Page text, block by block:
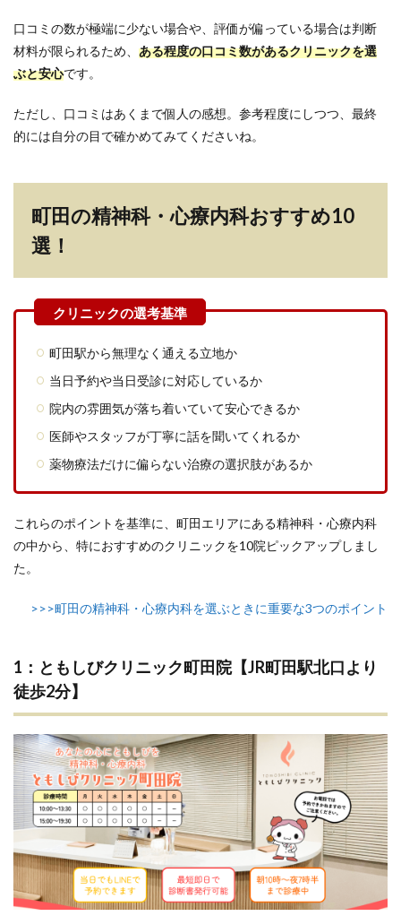
口コミの数が極端に少ない場合や、評価が偏っている場合は判断
材料が限られるため、 ある程度の口コミ数があるクリニックを選
ぶと安心です。
ただし、口コミはあくまで個人の感想。参考程度にしつつ、最終
的には自分の目で確かめてみてくださいね。
町田の精神科・心療内科おすすめ10
選！
町田駅から無理なく通える立地か
当日予約や当日受診に対応しているか
院内の雰囲気が落ち着いていて安心できるか
医師やスタッフが丁寧に話を聞いてくれるか
薬物療法だけに偏らない治療の選択肢があるか
これらのポイントを基準に、町田エリアにある精神科・心療内科
の中から、特におすすめのクリニックを10院ピックアップしまし
た。
>>>町田の精神科・心療内科を選ぶときに重要な3つのポイント
1：ともしびクリニック町田院【JR町田駅北口より
徒歩2分】